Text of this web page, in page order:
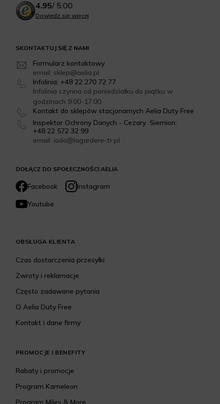
DOŁĄCZ DO SPOŁECZNOŚCI AELIA
Facebook
Instagram
Youtube
SKONTAKTUJ SIĘ Z NAMI
Formularz kontaktowy
email: sklep@aelia.pl
Infolinia: +48 22 270 72 77
Infolinia czynna od poniedziałku do piątku w
godzinach 9:00-17:00
Kontakt do sklepów stacjonarnych Aelia Duty Free
Inspektor Ochrony Danych - Cezary Siemion:
+48 22 572 32 99
email: iodo@lagardere-tr.pl
OBSŁUGA KLIENTA
Czas dostarczenia przesyłki
Zwroty i reklamacje
Często zadawane pytania
O Aelia Duty Free
Kontakt i dane firmy
PROMOCJE I BENEFITY
Rabaty i promocje
Program Kameleon
Program Miles & More
4.95/ 5.00
Dowiedz się więcej